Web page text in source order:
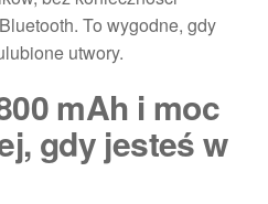
To wygodne, gdy
utwory.
mAh i moc
gdy jesteś w